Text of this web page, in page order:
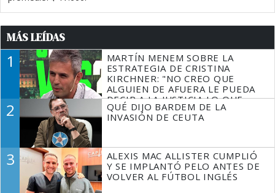
MÁS LEÍDAS
1
MARTÍN MENEM SOBRE LA
ESTRATEGIA DE CRISTINA
KIRCHNER: "NO CREO QUE
ALGUIEN DE AFUERA LE PUEDA
DECIR A LA JUSTICIA LO QUE
TIENE QUE HACER"
2
QUÉ DIJO BARDEM DE LA
INVASIÓN DE CEUTA
3
ALEXIS MAC ALLISTER CUMPLIÓ
Y SE IMPLANTÓ PELO ANTES DE
VOLVER AL FÚTBOL INGLÉS